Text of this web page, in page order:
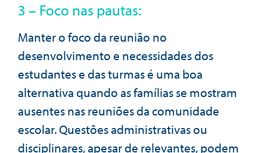
3 – Foco nas pautas:
Manter o foco da reunião no
desenvolvimento e necessidades dos
estudantes e das turmas é uma boa
alternativa quando as famílias se mostram
ausentes nas reuniões da comunidade
escolar. Questões administrativas ou
disciplinares, apesar de relevantes, podem